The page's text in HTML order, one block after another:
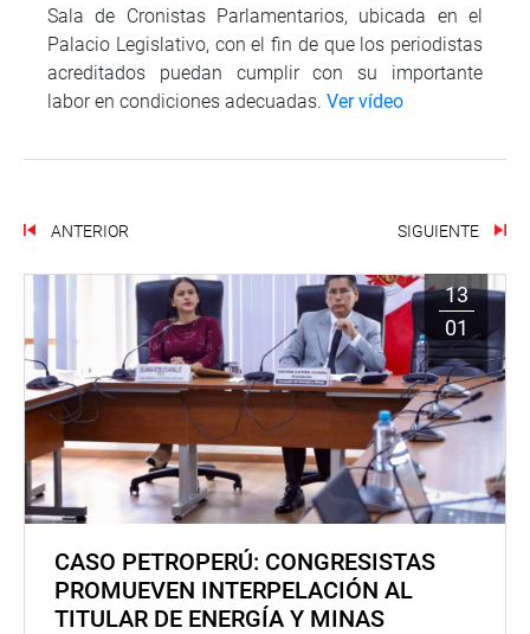
Sala de Cronistas Parlamentarios, ubicada en el
Palacio Legislativo, con el fin de que los periodistas
acreditados puedan cumplir con su importante
labor en condiciones adecuadas. Ver vídeo
ANTERIOR SIGUIENTE
13
01
CASO PETROPERÚ: CONGRESISTAS
PROMUEVEN INTERPELACIÓN AL
TITULAR DE ENERGÍA Y MINAS